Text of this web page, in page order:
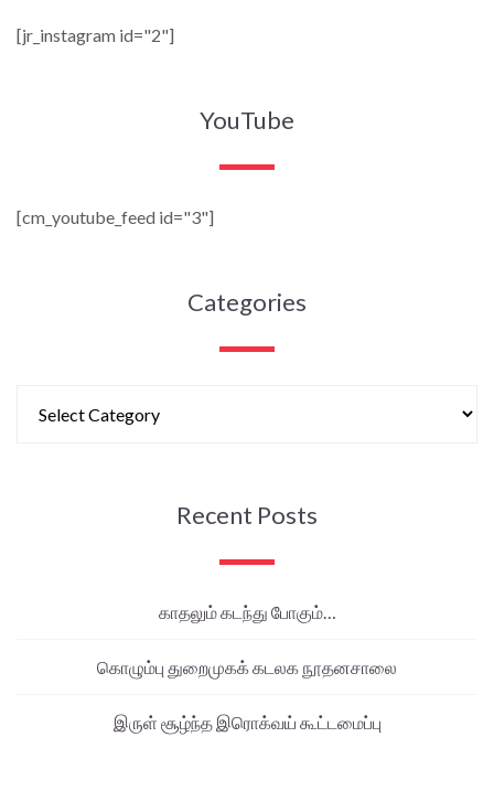
[jr_instagram id="2"]
YouTube
[cm_youtube_feed id="3"]
Categories
Recent Posts
காதலும் கடந்து போகும்…
கொழும்பு துறைமுகக் கடலக நூதனசாலை
இருள் சூழ்ந்த இரொக்வய் கூட்டமைப்பு